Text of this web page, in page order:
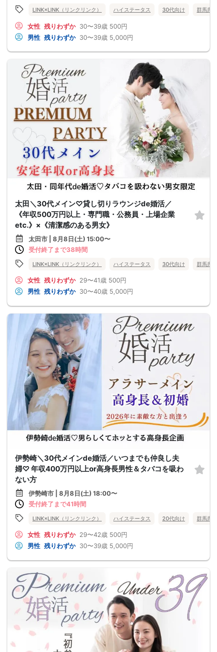
LINK×LINK（リンクリンク） ハイステータス 30代向け 群馬県
女性 残りわずか 30〜39歳 500円
男性 残りわずか 30〜39歳 5,000円
太田＼30代メイン♡貸し切りラウンジde婚活／
《年収500万円以上・専門職・公務員・上場企業
etc.》×《清潔感のある男女》
太田市 | 8月8日(土) 15:00〜
受付終了まで38時間
LINK×LINK（リンクリンク） ハイステータス 30代向け 群馬県
女性 残りわずか 29〜41歳 500円
男性 残りわずか 30〜40歳 5,000円
伊勢崎＼30代メインde婚活／いつまでも仲良し夫
婦♡ 年収400万円以上or高身長男性＆タバコを吸わ
ない方
伊勢崎市 | 8月8日(土) 18:00〜
受付終了まで41時間
LINK×LINK（リンクリンク） ハイステータス 20代向け 群馬県
女性 残りわずか 29〜42歳 500円
男性 残りわずか 30〜39歳 5,000円